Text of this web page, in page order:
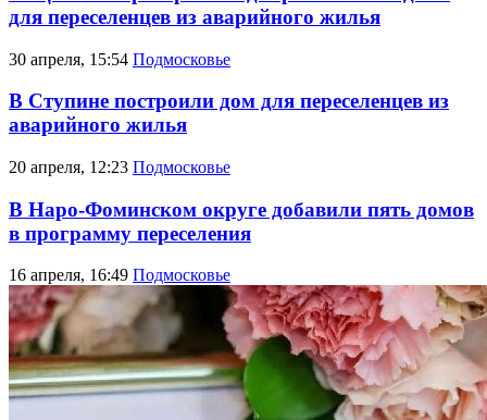
для переселенцев из аварийного жилья
30 апреля, 15:54 Подмосковье
В Ступине построили дом для переселенцев из
аварийного жилья
20 апреля, 12:23 Подмосковье
В Наро-Фоминском округе добавили пять домов
в программу переселения
16 апреля, 16:49 Подмосковье